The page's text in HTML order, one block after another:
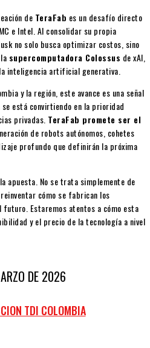
de TeraFab es un desafío directo
e Intel. Al consolidar su propia
no solo busca optimizar costos, sino
supercomputadora Colossus de xAI,
inteligencia artificial generativa.
y la región, este avance es una señal
está convirtiendo en la prioridad
privadas. TeraFab promete ser el
de robots autónomos, cohetes
profundo que definirán la próxima
apuesta. No se trata simplemente de
cómo se fabrican los
futuro. Estaremos atentos a cómo esta
y el precio de la tecnología a nivel
DE 2026
TDI COLOMBIA